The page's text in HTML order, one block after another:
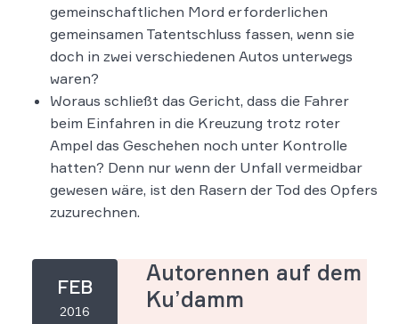
gemeinschaftlichen Mord erforderlichen
gemeinsamen Tatentschluss fassen, wenn sie
doch in zwei verschiedenen Autos unterwegs
waren?
Woraus schließt das Gericht, dass die Fahrer
beim Einfahren in die Kreuzung trotz roter
Ampel das Geschehen noch unter Kontrolle
hatten? Denn nur wenn der Unfall vermeidbar
gewesen wäre, ist den Rasern der Tod des Opfers
zuzurechnen.
FEB
2016
Autorennen auf dem
Ku’damm